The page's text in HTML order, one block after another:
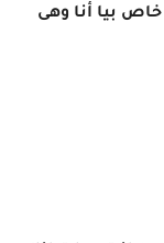
بيا أنا وهى